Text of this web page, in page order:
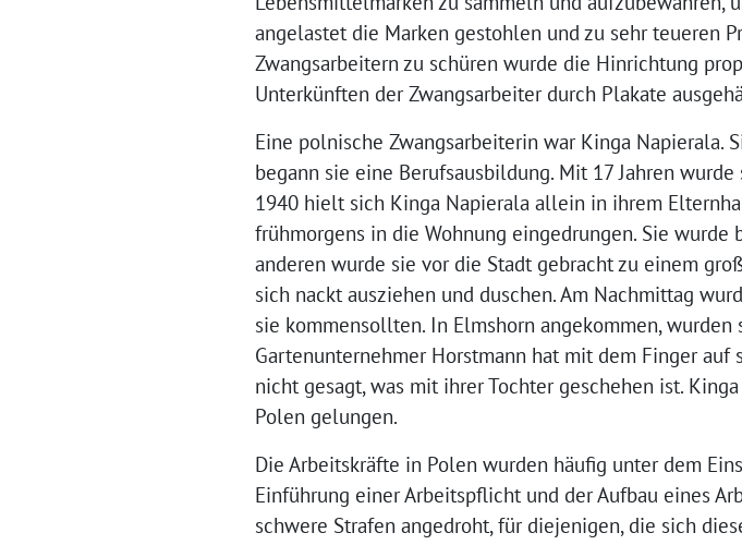
angelastet die Marken gestohlen und zu sehr teueren
Zwangsarbeitern zu schüren wurde die Hinrichtung
Unterkünften der Zwangsarbeiter durch Plakate
Eine polnische Zwangsarbeiterin war Kinga Napierala.
begann sie eine Berufsausbildung. Mit 17 Jahren
1940 hielt sich Kinga Napierala allein in ihrem
frühmorgens in die Wohnung eingedrungen. Sie
anderen wurde sie vor die Stadt gebracht zu einem
sich nackt ausziehen und duschen. Am Nachmittag
sie kommensollten. In Elmshorn angekommen,
Gartenunternehmer Horstmann hat mit dem Finger auf
nicht gesagt, was mit ihrer Tochter geschehen ist.
Polen gelungen.
Die Arbeitskräfte in Polen wurden häufig unter dem
Einführung einer Arbeitspflicht und der Aufbau eines
schwere Strafen angedroht, für diejenigen, die sich